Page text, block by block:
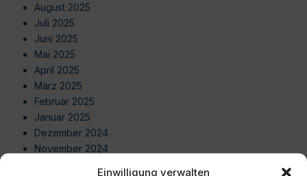
Einwilligung verwalten
August 2025
Juli 2025
Juni 2025
Mai 2025
April 2025
März 2025
Februar 2025
Januar 2025
Dezember 2024
November 2024